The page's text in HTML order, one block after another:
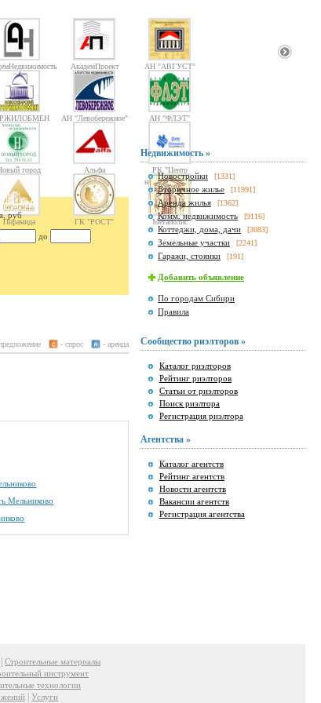
АкадемПроект АН "АВГУСТ"
АН "Левобережное" АН "ФЛЭТ"
город Альфа
РК "Центр
недвижимости"
Пирамида ГК "РОСТ" Мегаполис
руб
до
- аренда
- спрос
Мельниково
Недвижимость »
Новостройки [1331]
Вторичное жилье [11991]
Аренда жилья [1362]
Комм. недвижимость [9116]
Коттеджи, дома, дачи [3083]
Земельные участки [2241]
Гаражи, стоянки [191]
Добавить объявление
По городам Сибири
Правила
Сообщество риэлторов »
Каталог риэлторов
Рейтинг риэлторов
Статьи от риэлторов
Поиск риэлтора
Регистрация риэлтора
Агентства »
Каталог агентств
Рейтинг агентств
Новости агентств
Вакансии агентств
Регистрация агентства
Строительные материалы
инструмент
технологии
Услуги